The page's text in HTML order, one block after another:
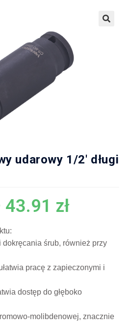
udarowy 1/2′ długi
43.91 zł
dokręcania śrub, również przy
pracę z zapieczonymi i
dostęp do głęboko
molibdenowej, znacznie